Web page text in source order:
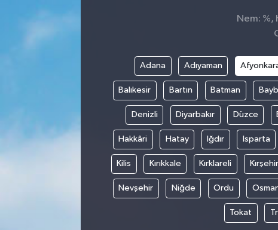
Nem: %,
Adana Adıyaman
Balıkesir Bartın Batman
Denizli Diyarbakır Düzce
Hakkâri Hatay Iğdır Isparta
Kilis Kırıkkale Kırklareli Kırşehir
Nevşehir Niğde Ordu
Tokat